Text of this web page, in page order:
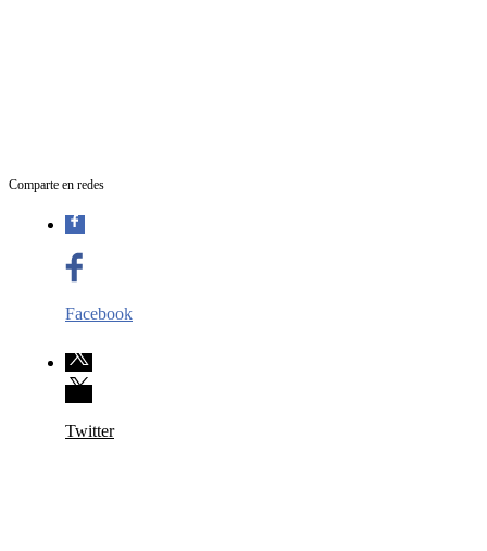
Comparte en redes
Facebook
Twitter